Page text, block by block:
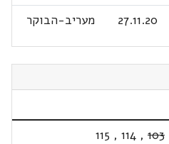
27.11.20 מעריב-הבוקר
103
,
114
,
115